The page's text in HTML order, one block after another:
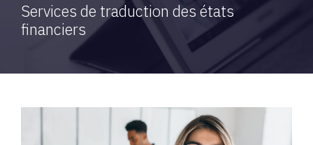
Services de traduction des états
financiers